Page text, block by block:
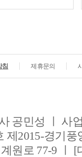
제휴문의
공민성 ㅣ 사
제2015-경기풍
원로 77-9 ㅣ [